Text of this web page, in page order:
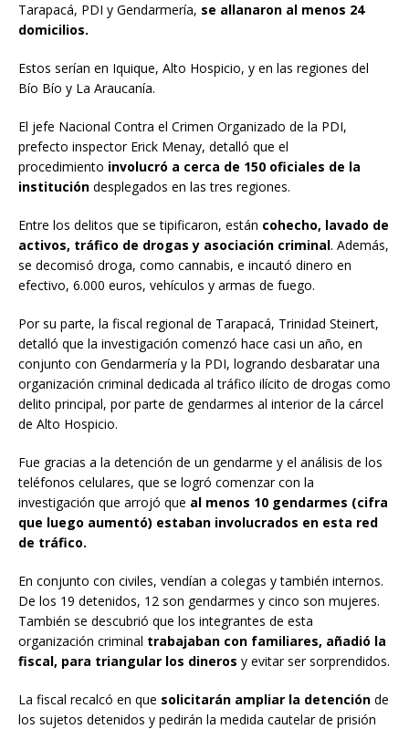
Tarapacá, PDI y Gendarmería, se allanaron al menos 24
domicilios.
Estos serían en Iquique, Alto Hospicio, y en las regiones del
Bío Bío y La Araucanía.
El jefe Nacional Contra el Crimen Organizado de la PDI,
prefecto inspector Erick Menay, detalló que el
procedimiento involucró a cerca de 150 oficiales de la
institución desplegados en las tres regiones.
Entre los delitos que se tipificaron, están cohecho, lavado de
activos, tráfico de drogas y asociación criminal. Además,
se decomisó droga, como cannabis, e incautó dinero en
efectivo, 6.000 euros, vehículos y armas de fuego.
Por su parte, la fiscal regional de Tarapacá, Trinidad Steinert,
detalló que la investigación comenzó hace casi un año, en
conjunto con Gendarmería y la PDI, logrando desbaratar una
organización criminal dedicada al tráfico ilícito de drogas como
delito principal, por parte de gendarmes al interior de la cárcel
de Alto Hospicio.
Fue gracias a la detención de un gendarme y el análisis de los
teléfonos celulares, que se logró comenzar con la
investigación que arrojó que al menos 10 gendarmes (cifra
que luego aumentó) estaban involucrados en esta red
de tráfico.
En conjunto con civiles, vendían a colegas y también internos.
De los 19 detenidos, 12 son gendarmes y cinco son mujeres.
También se descubrió que los integrantes de esta
organización criminal trabajaban con familiares, añadió la
fiscal, para triangular los dineros y evitar ser sorprendidos.
La fiscal recalcó en que solicitarán ampliar la detención de
los sujetos detenidos y pedirán la medida cautelar de prisión